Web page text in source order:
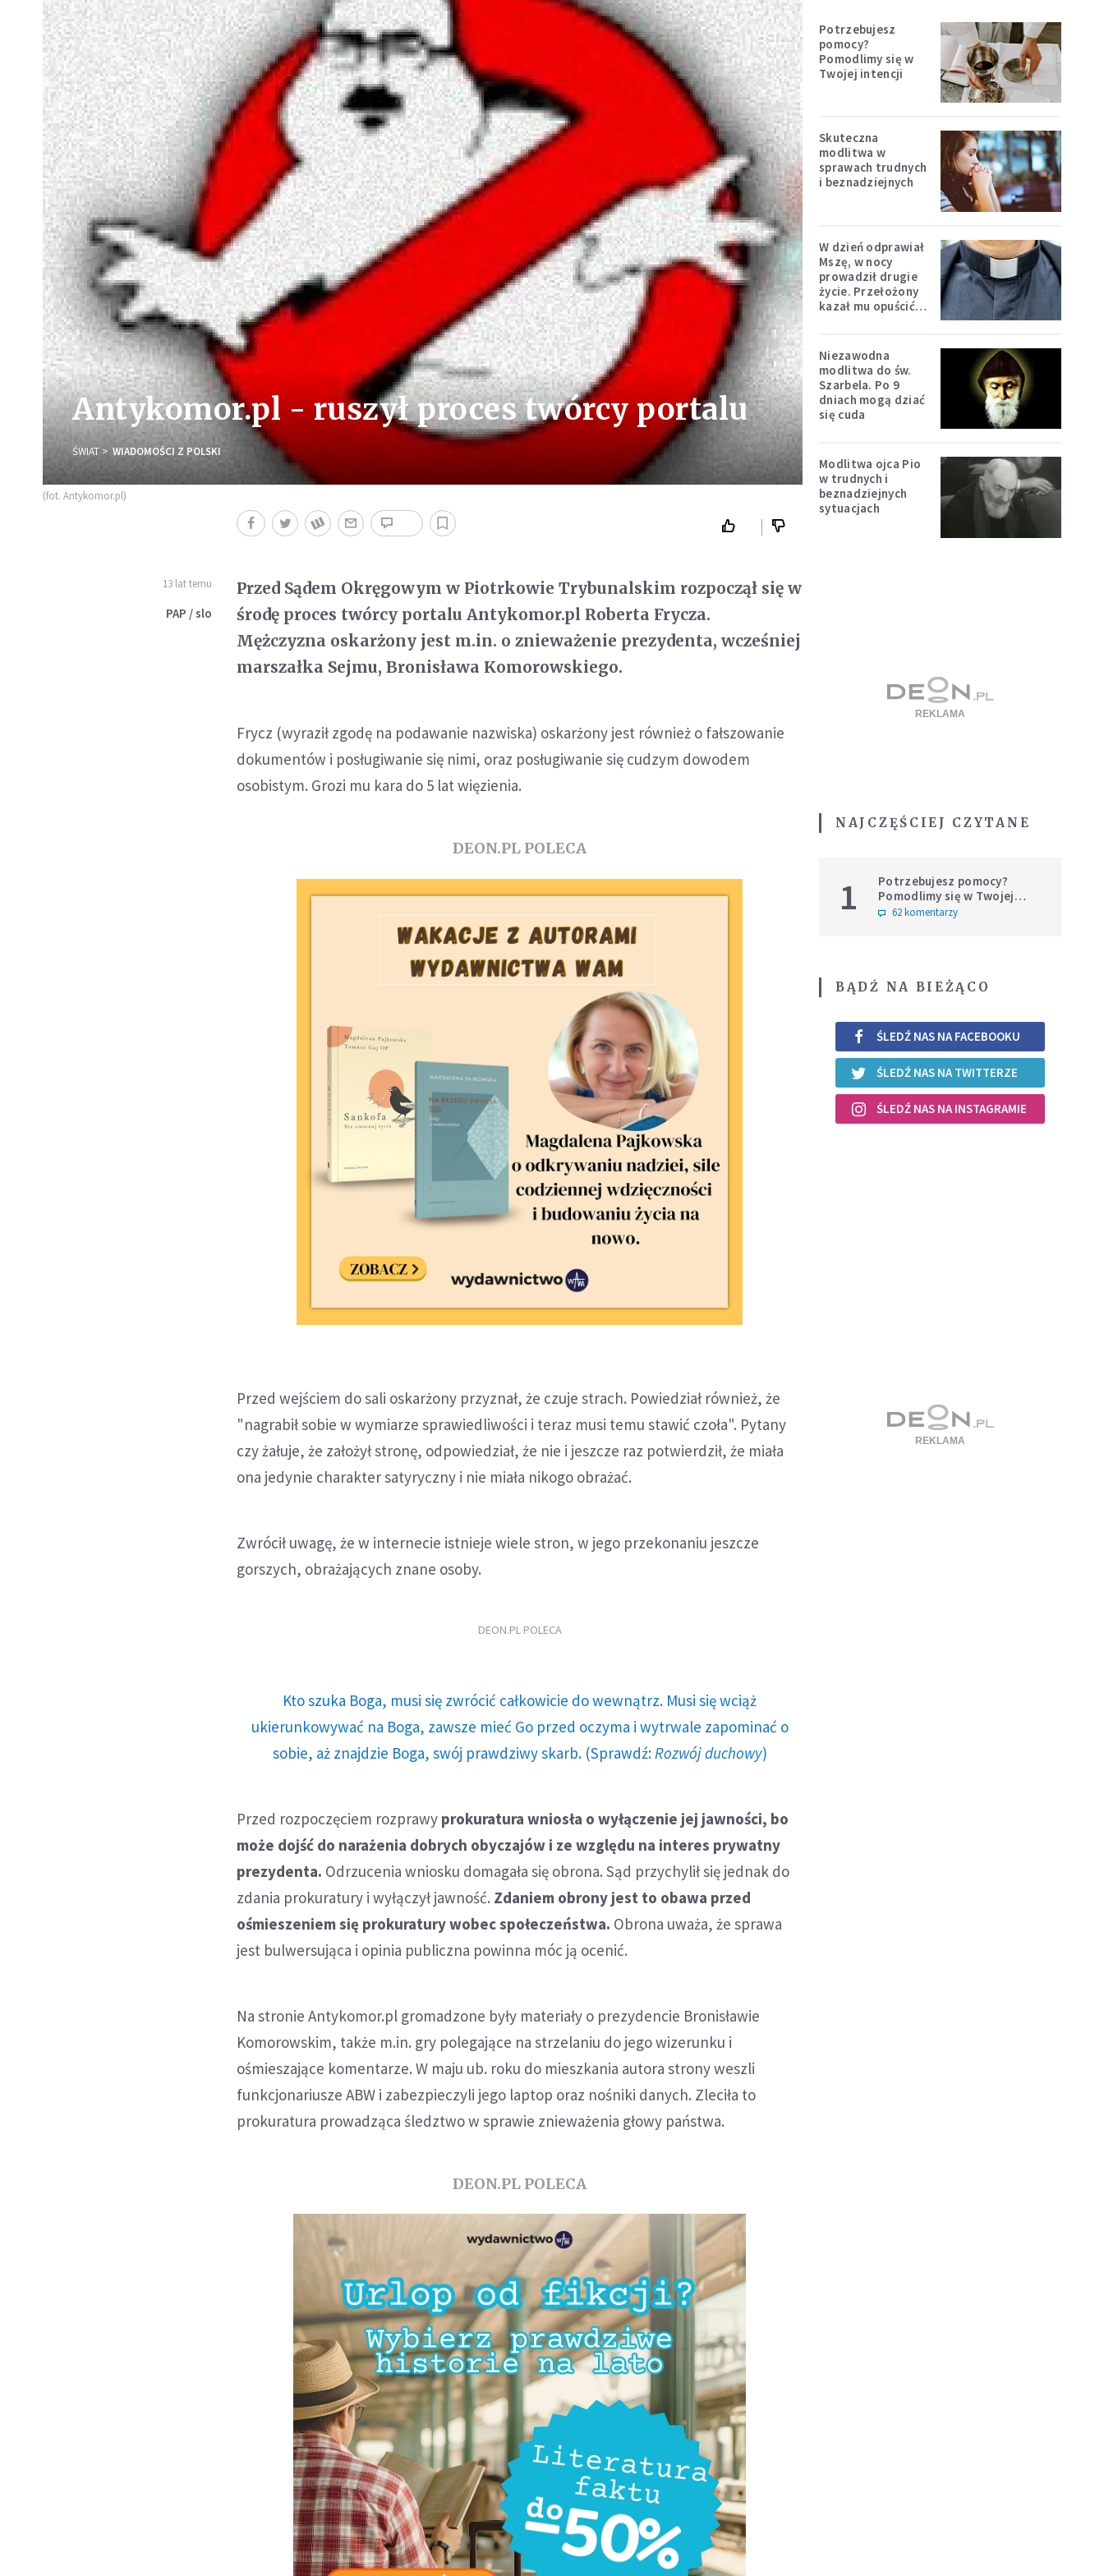
Antykomor.pl - ruszył proces twórcy portalu
ŚWIAT WIADOMOŚCI Z POLSKI
(fot. Antykomor.pl)
13 lat temu
PAP / slo
Przed Sądem Okręgowym w Piotrkowie Trybunalskim rozpoczął się w
środę proces twórcy portalu Antykomor.pl Roberta Frycza.
Mężczyzna oskarżony jest m.in. o znieważenie prezydenta, wcześniej
marszałka Sejmu, Bronisława Komorowskiego.
Frycz (wyraził zgodę na podawanie nazwiska) oskarżony jest również o fałszowanie
dokumentów i posługiwanie się nimi, oraz posługiwanie się cudzym dowodem
osobistym. Grozi mu kara do 5 lat więzienia.
DEON.PL POLECA
Przed wejściem do sali oskarżony przyznał, że czuje strach. Powiedział również, że
"nagrabił sobie w wymiarze sprawiedliwości i teraz musi temu stawić czoła". Pytany
czy żałuje, że założył stronę, odpowiedział, że nie i jeszcze raz potwierdził, że miała
ona jedynie charakter satyryczny i nie miała nikogo obrażać.
Zwrócił uwagę, że w internecie istnieje wiele stron, w jego przekonaniu jeszcze
gorszych, obrażających znane osoby.
DEON.PL POLECA
Kto szuka Boga, musi się zwrócić całkowicie do wewnątrz. Musi się wciąż
ukierunkowywać na Boga, zawsze mieć Go przed oczyma i wytrwale zapominać o
sobie, aż znajdzie Boga, swój prawdziwy skarb. (Sprawdź: Rozwój duchowy)
Przed rozpoczęciem rozprawy prokuratura wniosła o wyłączenie jej jawności, bo
może dojść do narażenia dobrych obyczajów i ze względu na interes prywatny
prezydenta. Odrzucenia wniosku domagała się obrona. Sąd przychylił się jednak do
zdania prokuratury i wyłączył jawność. Zdaniem obrony jest to obawa przed
ośmieszeniem się prokuratury wobec społeczeństwa. Obrona uważa, że sprawa
jest bulwersująca i opinia publiczna powinna móc ją ocenić.
Na stronie Antykomor.pl gromadzone były materiały o prezydencie Bronisławie
Komorowskim, także m.in. gry polegające na strzelaniu do jego wizerunku i
ośmieszające komentarze. W maju ub. roku do mieszkania autora strony weszli
funkcjonariusze ABW i zabezpieczyli jego laptop oraz nośniki danych. Zleciła to
prokuratura prowadząca śledztwo w sprawie znieważenia głowy państwa.
DEON.PL POLECA
Potrzebujesz
pomocy?
Pomodlimy się w
Twojej intencji
Skuteczna
modlitwa w
sprawach trudnych
i beznadziejnych
W dzień odprawiał
Mszę, w nocy
prowadził drugie
życie. Przełożony
kazał mu opuścić
Niezawodna
modlitwa do św.
Szarbela. Po 9
dniach mogą dziać
się cuda
Modlitwa ojca Pio
w trudnych i
beznadziejnych
sytuacjach
NAJCZĘŚCIEJ CZYTANE
1
Potrzebujesz pomocy?
Pomodlimy się w Twojej
intencji
62 komentarzy
BĄDŹ NA BIEŻĄCO
ŚLEDŹ NAS NA FACEBOOKU
ŚLEDŹ NAS NA TWITTERZE
ŚLEDŹ NAS NA INSTAGRAMIE